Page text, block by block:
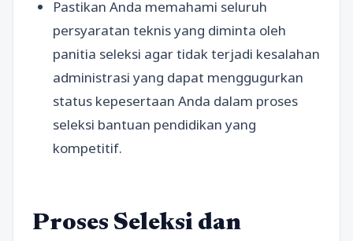
Pastikan Anda memahami seluruh
persyaratan teknis yang diminta oleh
panitia seleksi agar tidak terjadi kesalahan
administrasi yang dapat menggugurkan
status kepesertaan Anda dalam proses
seleksi bantuan pendidikan yang
kompetitif.
Proses Seleksi dan